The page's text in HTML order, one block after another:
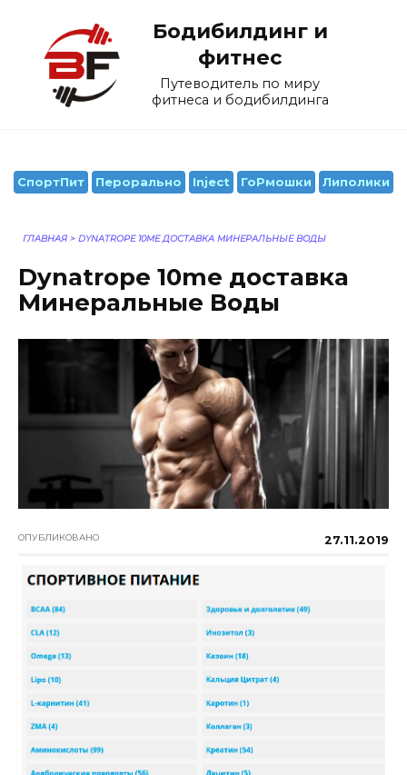
содержанию
Бодибилдинг и
фитнес
Путеводитель по миру
фитнеса и бодибилдинга
СпортПит Перорально Inject ГоРмошки Липолики
ГЛАВНАЯ > DYNATROPE 10ME ДОСТАВКА МИНЕРАЛЬНЫЕ ВОДЫ
Dynatrope 10me доставка
Минеральные Воды
ОПУБЛИКОВАНО 27.11.2019